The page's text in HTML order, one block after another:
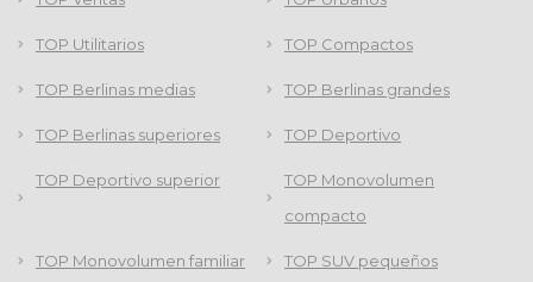
TOP Utilitarios TOP Compactos
TOP Berlinas medias TOP Berlinas grandes
TOP Berlinas superiores TOP Deportivo
TOP Deportivo superior
TOP Monovolumen
compacto
TOP Monovolumen familiar TOP SUV pequeños